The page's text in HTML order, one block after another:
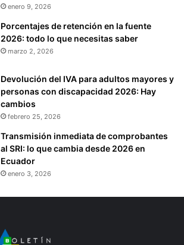
enero 9, 2026
Porcentajes de retención en la fuente
2026: todo lo que necesitas saber
marzo 2, 2026
Devolución del IVA para adultos mayores y
personas con discapacidad 2026: Hay
cambios
febrero 25, 2026
Transmisión inmediata de comprobantes
al SRI: lo que cambia desde 2026 en
Ecuador
enero 3, 2026